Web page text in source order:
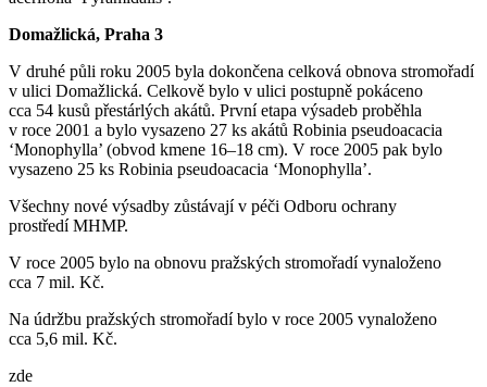
Domažlická, Praha 3
V druhé půli roku 2005 byla dokončena celková obnova stromořadí
v ulici Domažlická. Celkově bylo v ulici postupně pokáceno
cca 54 kusů přestárlých akátů. První etapa výsadeb proběhla
v roce 2001 a bylo vysazeno 27 ks akátů Robinia pseudoacacia
‘Monophylla’ (obvod kmene 16–18 cm). V roce 2005 pak bylo
vysazeno 25 ks Robinia pseudoacacia ‘Monophylla’.
Všechny nové výsadby zůstávají v péči Odboru ochrany
prostředí MHMP.
V roce 2005 bylo na obnovu pražských stromořadí vynaloženo
cca 7 mil. Kč.
Na údržbu pražských stromořadí bylo v roce 2005 vynaloženo
cca 5,6 mil. Kč.
zde